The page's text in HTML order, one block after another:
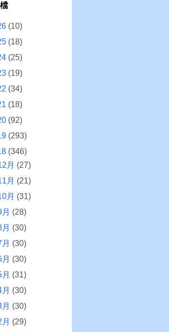
(10)
(18)
(25)
(19)
(34)
(18)
(92)
(293)
(346)
月 (27)
月 (21)
月 (31)
月 (28)
月 (30)
月 (30)
月 (30)
月 (31)
月 (30)
月 (30)
月 (29)